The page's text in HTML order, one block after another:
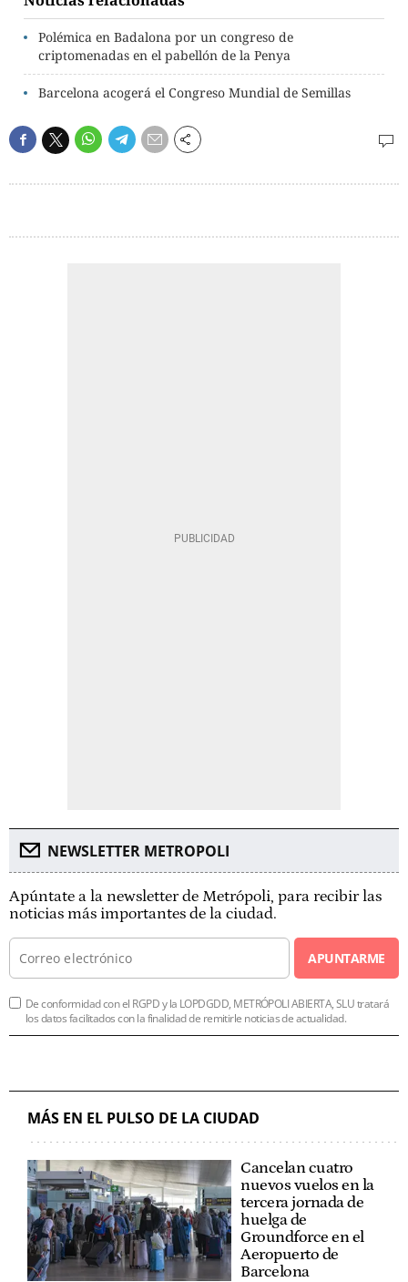
Polémica en Badalona por un congreso de
criptomenadas en el pabellón de la Penya
Barcelona acogerá el Congreso Mundial de Semillas
NEWSLETTER METROPOLI
Apúntate a la newsletter de Metrópoli, para recibir las
noticias más importantes de la ciudad.
APUNTARME
De conformidad con el RGPD y la LOPDGDD, METRÓPOLI ABIERTA, SLU tratará
los datos facilitados con la finalidad de remitirle noticias de actualidad.
MÁS EN EL PULSO DE LA CIUDAD
Cancelan cuatro
nuevos vuelos en la
tercera jornada de
huelga de
Groundforce en el
Aeropuerto de
Barcelona